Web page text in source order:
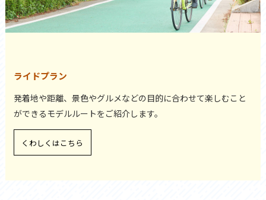
ライドプラン
発着地や距離、景色やグルメなどの目的に合わせて楽しむこと
ができるモデルルートをご紹介します。
くわしくはこちら